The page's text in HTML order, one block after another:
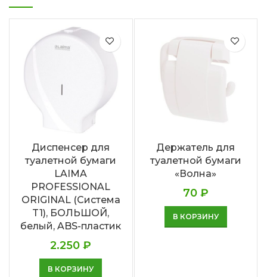
Диспенсер для
туалетной бумаги
LAIMA
PROFESSIONAL
ORIGINAL (Система
T1), БОЛЬШОЙ,
белый, ABS-пластик
2.250₽
В КОРЗИНУ
Держатель для
туалетной бумаги
«Волна»
70 ₽
В КОРЗИНУ